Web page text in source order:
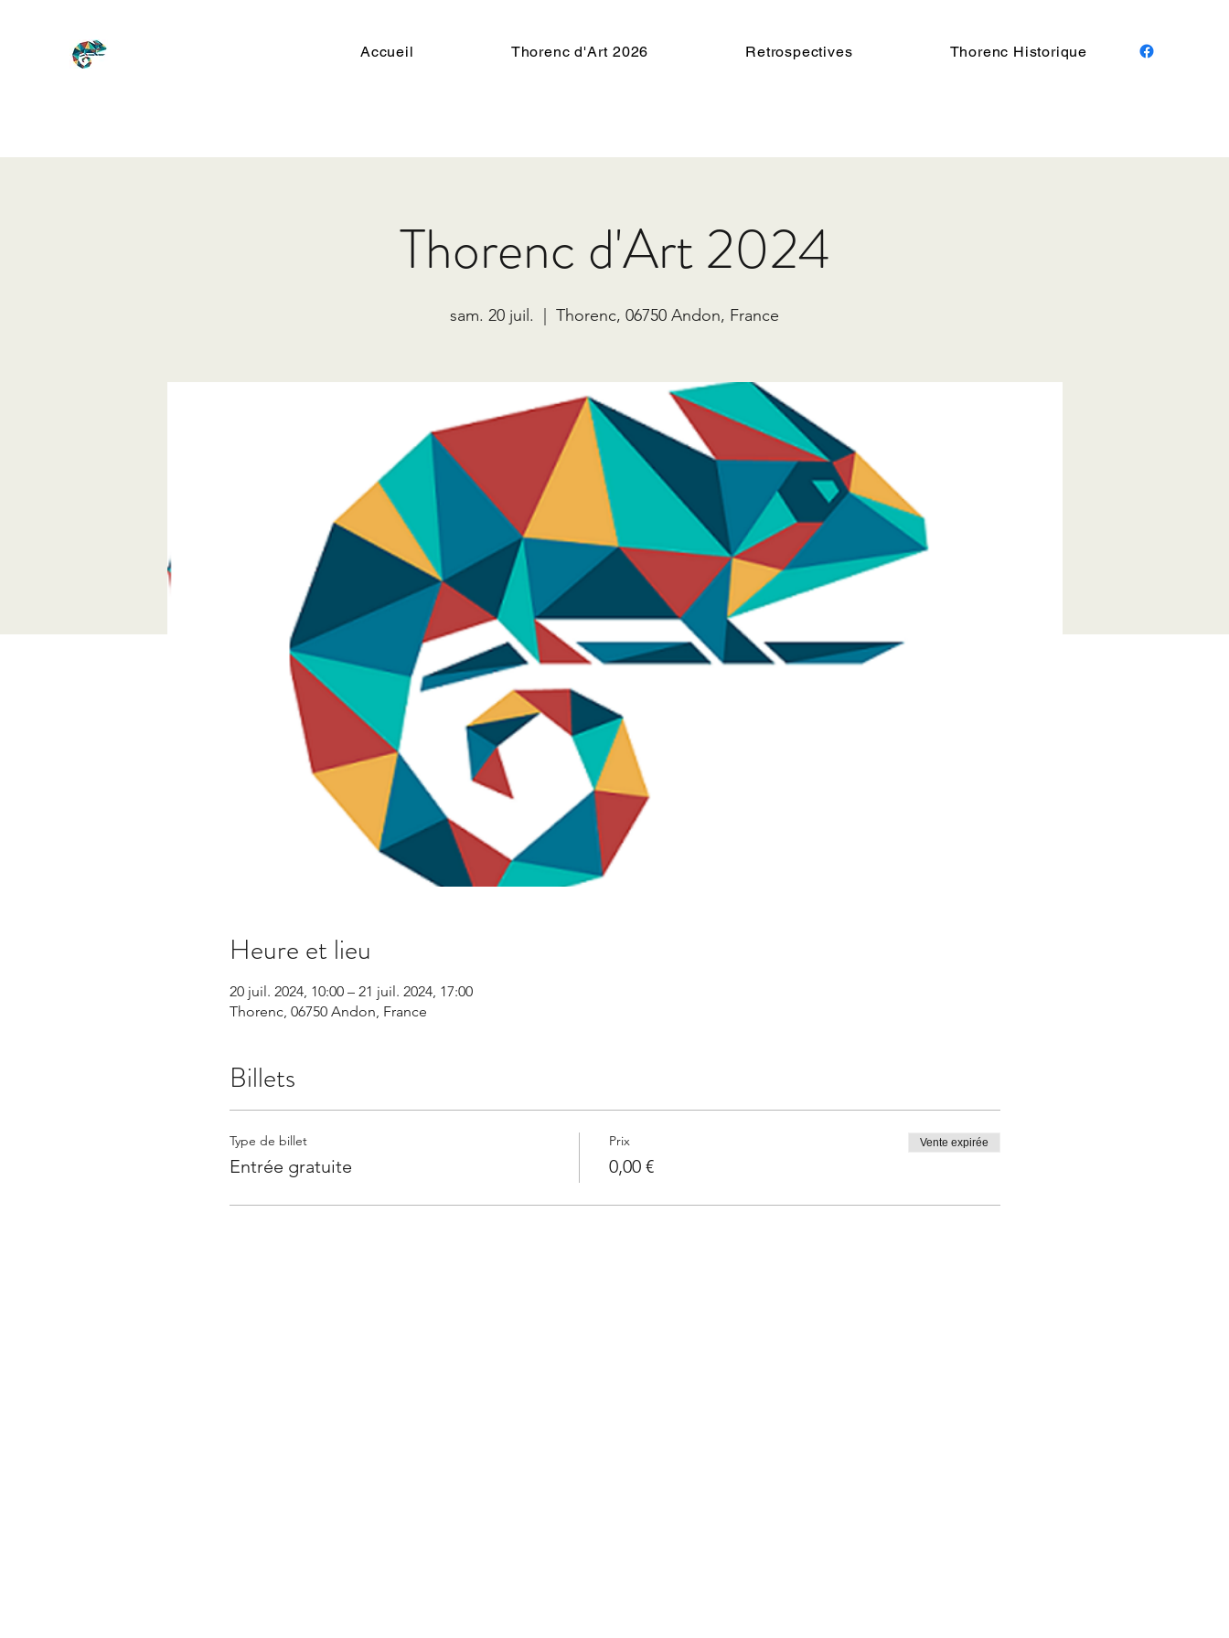
Accueil Thorenc d'Art 2026 Retrospectives Thorenc Historique
Thorenc d'Art 2024
sam. 20 juil. Thorenc, 06750 Andon, France
Heure et lieu
20 juil. 2024, 10:00 – 21 juil. 2024, 17:00
Thorenc, 06750 Andon, France
Billets
Type de billet
Entrée gratuite
Prix
0,00 €
Vente expirée